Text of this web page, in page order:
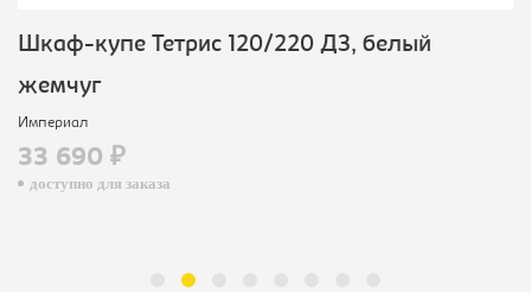
Шкаф-купе Тетрис 120/220 ДЗ, белый
жемчуг
Империал
33 690 ₽
доступно для заказа